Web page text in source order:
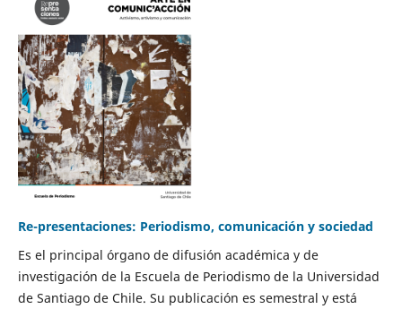
Re-presentaciones: Periodismo, comunicación y sociedad
Es el principal órgano de difusión académica y de
investigación de la Escuela de Periodismo de la Universidad
de Santiago de Chile. Su publicación es semestral y está